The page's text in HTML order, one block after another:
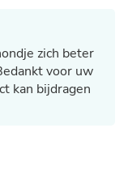
zich beter
voor uw
kan bijdragen